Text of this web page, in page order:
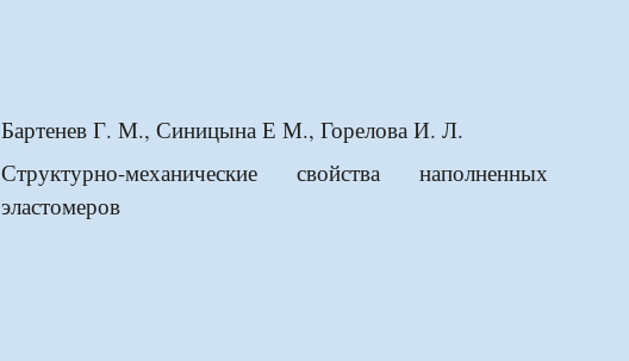
Бартенев Г. М., Синицына Е М., Горелова И. Л.
Структурно-механические свойства наполненных
эластомеров